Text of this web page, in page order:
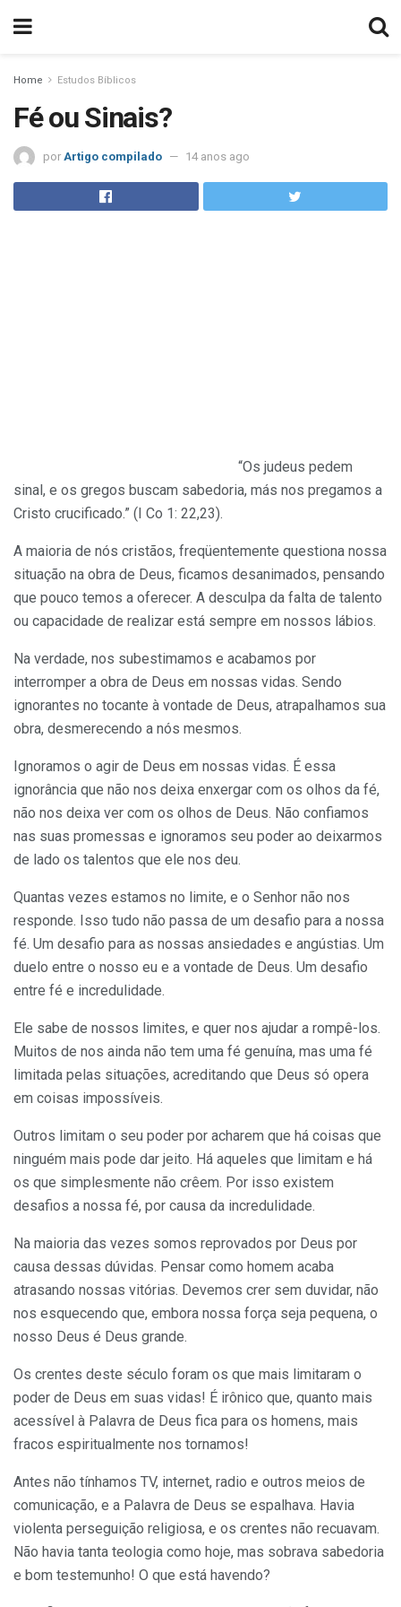
Home Estudos Bíblicos
Fé ou Sinais?
por Artigo compilado 14 anos ago
“Os judeus pedem
sinal, e os gregos buscam sabedoria, más nos pregamos a
Cristo crucificado.” (I Co 1: 22,23).
A maioria de nós cristãos, freqüentemente questiona nossa
situação na obra de Deus, ficamos desanimados, pensando
que pouco temos a oferecer. A desculpa da falta de talento
ou capacidade de realizar está sempre em nossos lábios.
Na verdade, nos subestimamos e acabamos por
interromper a obra de Deus em nossas vidas. Sendo
ignorantes no tocante à vontade de Deus, atrapalhamos sua
obra, desmerecendo a nós mesmos.
Ignoramos o agir de Deus em nossas vidas. É essa
ignorância que não nos deixa enxergar com os olhos da fé,
não nos deixa ver com os olhos de Deus. Não confiamos
nas suas promessas e ignoramos seu poder ao deixarmos
de lado os talentos que ele nos deu.
Quantas vezes estamos no limite, e o Senhor não nos
responde. Isso tudo não passa de um desafio para a nossa
fé. Um desafio para as nossas ansiedades e angústias. Um
duelo entre o nosso eu e a vontade de Deus. Um desafio
entre fé e incredulidade.
Ele sabe de nossos limites, e quer nos ajudar a rompê-los.
Muitos de nos ainda não tem uma fé genuína, mas uma fé
limitada pelas situações, acreditando que Deus só opera
em coisas impossíveis.
Outros limitam o seu poder por acharem que há coisas que
ninguém mais pode dar jeito. Há aqueles que limitam e há
os que simplesmente não crêem. Por isso existem
desafios a nossa fé, por causa da incredulidade.
Na maioria das vezes somos reprovados por Deus por
causa dessas dúvidas. Pensar como homem acaba
atrasando nossas vitórias. Devemos crer sem duvidar, não
nos esquecendo que, embora nossa força seja pequena, o
nosso Deus é Deus grande.
Os crentes deste século foram os que mais limitaram o
poder de Deus em suas vidas! É irônico que, quanto mais
acessível à Palavra de Deus fica para os homens, mais
fracos espiritualmente nos tornamos!
Antes não tínhamos TV, internet, radio e outros meios de
comunicação, e a Palavra de Deus se espalhava. Havia
violenta perseguição religiosa, e os crentes não recuavam.
Não havia tanta teologia como hoje, mas sobrava sabedoria
e bom testemunho! O que está havendo?